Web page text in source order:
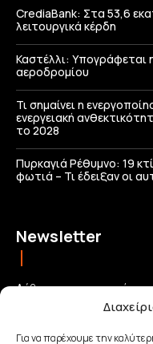
Για να παρέχουμε την
CrediaBank: Στα 53,6
λειτουργικά κέρδη
Καστέλλι: Υπογράφεται
αεροδρομίου
Τι σημαίνει η
ενεργειακή
το 2028
Πυρκαγιά Ρέθυμνο: 19
φωτιά – Τι έδειξαν οι
Newsletter
Λάβετε τις
και μείνετε πάντα